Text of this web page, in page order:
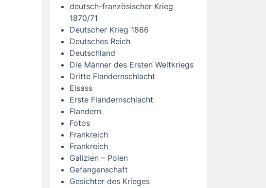
deutsch-französischer Krieg
1870/71
Deutscher Krieg 1866
Deutsches Reich
Deutschland
Die Männer des Ersten Weltkriegs
Dritte Flandernschlacht
Elsass
Erste Flandernschlacht
Flandern
Fotos
Frankreich
Frankreich
Galizien – Polen
Gefangenschaft
Gesichter des Krieges